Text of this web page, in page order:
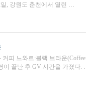
, 강원도 춘천에서 열린 …
피 느와르:블랙 브라운
이 끝난 후 GV 시간을 가졌다.